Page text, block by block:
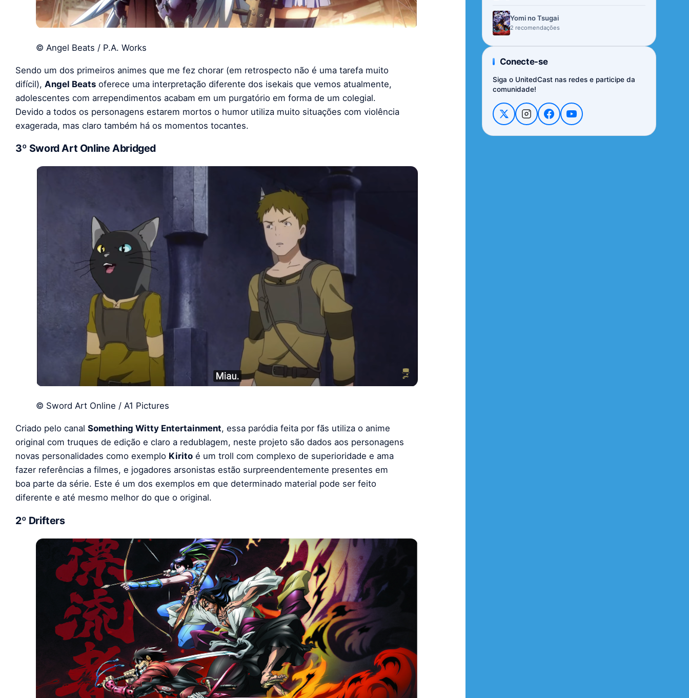
© Angel Beats / P.A. Works
Sendo um dos primeiros animes que me fez chorar (em retrospecto não é uma tarefa muito
difícil), Angel Beats oferece uma interpretação diferente dos isekais que vemos atualmente,
adolescentes com arrependimentos acabam em um purgatório em forma de um colegial.
Devido a todos os personagens estarem mortos o humor utiliza muito situações com violência
exagerada, mas claro também há os momentos tocantes.
3º Sword Art Online Abridged
© Sword Art Online / A1 Pictures
Criado pelo canal Something Witty Entertainment, essa paródia feita por fãs utiliza o anime
original com truques de edição e claro a redublagem, neste projeto são dados aos personagens
novas personalidades como exemplo Kirito é um troll com complexo de superioridade e ama
fazer referências a filmes, e jogadores arsonistas estão surpreendentemente presentes em
boa parte da série. Este é um dos exemplos em que determinado material pode ser feito
diferente e até mesmo melhor do que o original.
2º Drifters
Yomi no Tsugai
2 recomendações
Conecte-se
Siga o UnitedCast nas redes e participe da
comunidade!